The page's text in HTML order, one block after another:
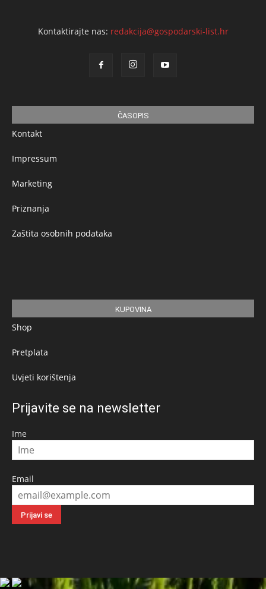
Kontaktirajte nas: redakcija@gospodarski-list.hr
ČASOPIS
Kontakt
Impressum
Marketing
Priznanja
Zaštita osobnih podataka
KUPOVINA
Shop
Pretplata
Uvjeti korištenja
Prijavite se na newsletter
Ime
Email